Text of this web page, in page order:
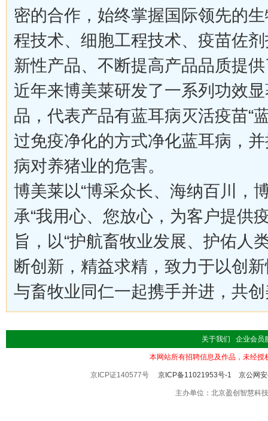
密的合作，始终掌握国际领先的
程技术、细胞工程技术、疫苗佐
新性产品、不断提高产品品质提
近年来博美莱研发了一系列功效
品，代表产品有蓝耳病灭活疫苗“
过免疫净化的方式净化蓝耳病，
病对养猪业的危害。
博美莱以“博采众长、海纳百川，
承“我用心、您放心，为客户提供
旨，以“护航畜牧业发展、护佑人
断创新，精益求精，致力于以创
与畜牧业同仁一起携手并进，共
关于我们 企业会员
本网站所有招聘信息及作品，未经
京ICP证140577号 京ICP备11021953号-1 京公网
主办单位：北京盈创智慧科